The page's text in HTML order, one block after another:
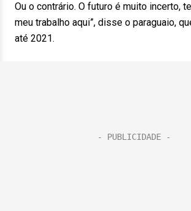
Ou o contrário. O futuro é muito incerto,
meu trabalho aqui”, disse o paraguaio,
até 2021.